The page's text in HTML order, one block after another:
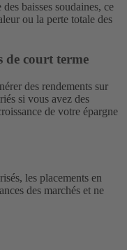
baisses soudaines, ce
ou la perte totale des
de court terme
des rendements sur
si vous avez des
de votre épargne
les placements en
des marchés et ne